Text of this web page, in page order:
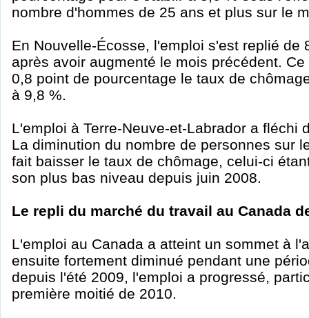
nombre d'hommes de 25 ans et plus sur le
En Nouvelle-Écosse, l'emploi s'est replié de
après avoir augmenté le mois précédent.
0,8 point de pourcentage le taux de
à 9,8 %.
L'emploi à Terre-Neuve-et-Labrador a fléchi
La diminution du nombre de personnes sur
fait baisser le taux de chômage, celui-ci
son plus bas niveau depuis juin 2008.
Le repli du marché du travail au Canada
L'emploi au Canada a atteint un sommet à
ensuite fortement diminué pendant une
depuis l'été 2009, l'emploi a progressé,
première moitié de 2010.